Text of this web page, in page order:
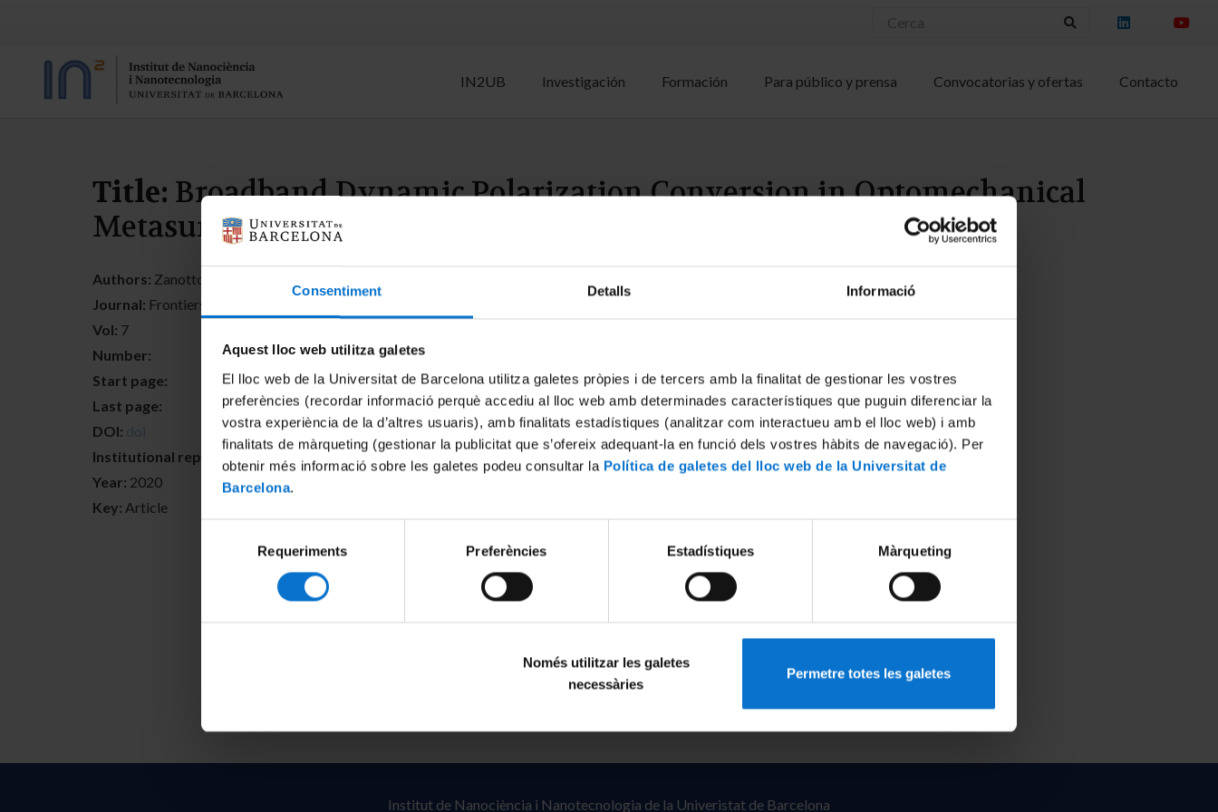
Consentiment Detalls Informació
Aquest lloc web utilitza galetes
El lloc web de la Universitat de Barcelona utilitza galetes pròpies i de tercers amb la finalitat de gestionar les vostres
preferències (recordar informació perquè accediu al lloc web amb determinades característiques que puguin diferenciar la
vostra experiència de la d’altres usuaris), amb finalitats estadístiques (analitzar com interactueu amb el lloc web) i amb
finalitats de màrqueting (gestionar la publicitat que s’ofereix adequant-la en funció dels vostres hàbits de navegació). Per
obtenir més informació sobre les galetes podeu consultar la Política de galetes del lloc web de la Universitat de
Barcelona.
consentiment
Requeriments Preferències Estadístiques Màrqueting
Només utilitzar les galetes
necessàries
Permetre totes les galetes
IN2UB Investigación Formación Para público y prensa Convocatorias y ofertas Contacto
Title: Broadband Dynamic Polarization Conversion in Optomechanical
Metasurfaces
Authors: Zanotto, S.; Colombano, M.; Navarro-Urrios, D.; Biasiol. G.; Sotomayor-Torres, C.M.; Tredicucci, A.; Pitanti, A.
Journal: Frontiers In Physics
Vol: 7
Number:
Start page:
Last page:
DOI: doi
Institutional repositories:
http://hdl.handle.net/2445/175683
Year: 2020
Key: Article
Institut de Nanociència i Nanotecnologia de la Univeristat de Barcelona